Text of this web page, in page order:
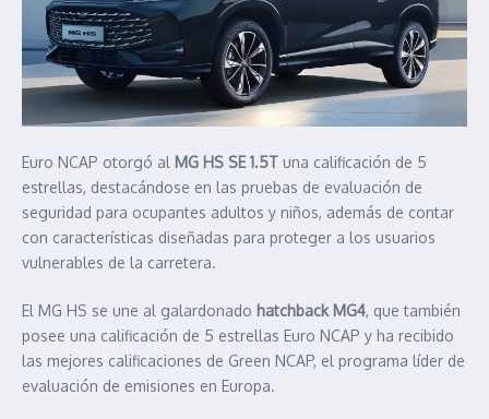
Euro NCAP otorgó al MG HS SE 1.5T una calificación de 5
estrellas, destacándose en las pruebas de evaluación de
seguridad para ocupantes adultos y niños, además de contar
con características diseñadas para proteger a los usuarios
vulnerables de la carretera.
El MG HS se une al galardonado hatchback MG4, que también
posee una calificación de 5 estrellas Euro NCAP y ha recibido
las mejores calificaciones de Green NCAP, el programa líder de
evaluación de emisiones en Europa.